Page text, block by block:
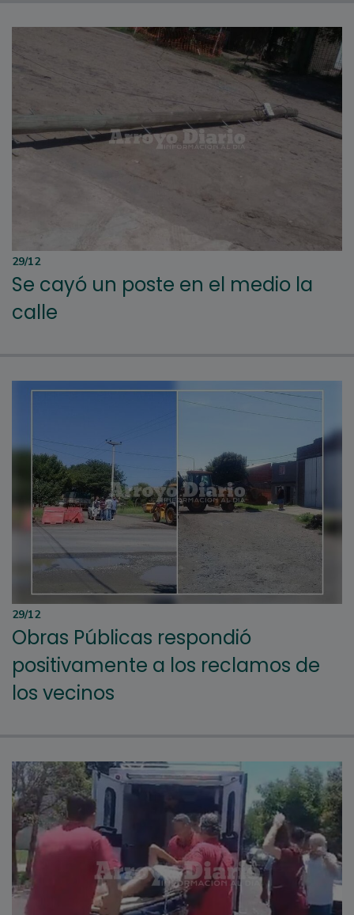
29/12
Se cayó un poste en el medio la
calle
29/12
Obras Públicas respondió
positivamente a los reclamos de
los vecinos